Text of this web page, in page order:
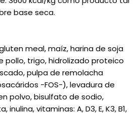
base seca.
meal, maíz, harina de soja
pollo, trigo, hidrolizado proteico
pulpa de remolacha
-FOS-), levadura de
polvo, bisulfato de sodio,
vitaminas: A, D3, E, K3, B1,